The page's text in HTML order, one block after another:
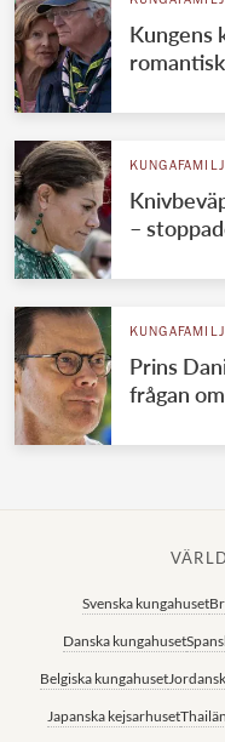
Kungens
–
Prins
frågan
Svenska kungahuset
Danska kungahuset
Belgiska kungahuset
Japanska kejsarhuset